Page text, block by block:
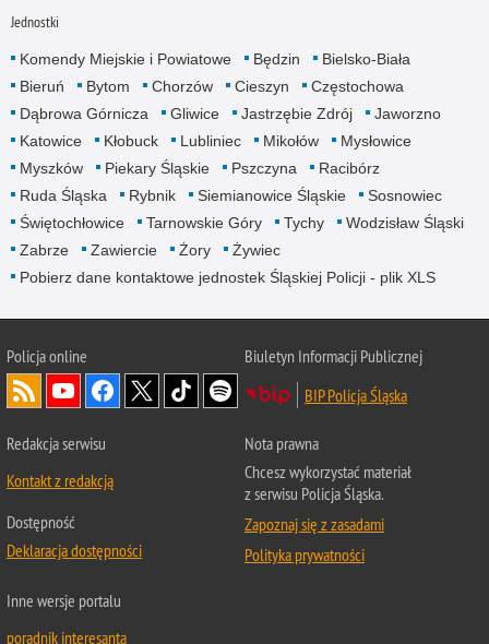
Jednostki
Komendy Miejskie i Powiatowe Będzin
Bielsko-Biała
Bieruń
Bytom Chorzów Cieszyn
Częstochowa
Dąbrowa Górnicza
Gliwice Jastrzębie Zdrój
Jaworzno
Katowice
Kłobuck Lubliniec Mikołów
Mysłowice
Myszków
Piekary Śląskie Pszczyna
Racibórz
Ruda Śląska
Rybnik Siemianowice Śląskie
Sosnowiec
Świętochłowice
Tarnowskie Góry Tychy
Wodzisław Śląski
Zabrze
Zawiercie Żory
Żywiec
Pobierz dane kontaktowe jednostek Śląskiej Policji - plik XLS
Policja online
Biuletyn Informacji Publicznej
BIP Policja Śląska
Redakcja serwisu
Kontakt z redakcją
Dostępność
Deklaracja dostępności
Nota prawna
Chcesz wykorzystać materiał
z serwisu Policja Śląska.
Zapoznaj się z zasadami
Polityka prywatności
Inne wersje portalu
poradnik interesanta